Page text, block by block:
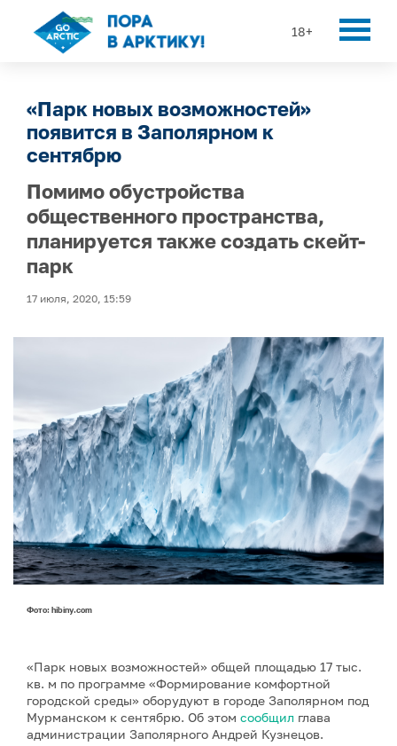
18+
«Парк новых возможностей»
появится в Заполярном к
сентябрю
Помимо обустройства
общественного пространства,
планируется также создать скейт-
парк
17 июля, 2020, 15:59
Фото: hibiny.com
«Парк новых возможностей» общей площадью 17 тыс.
кв. м по программе «Формирование комфортной
городской среды» оборудуют в городе Заполярном под
Мурманском к сентябрю. Об этом сообщил глава
администрации Заполярного Андрей Кузнецов.